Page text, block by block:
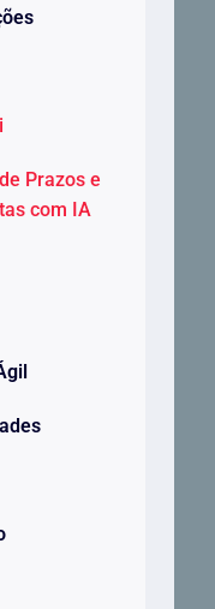
Prazos e
com IA